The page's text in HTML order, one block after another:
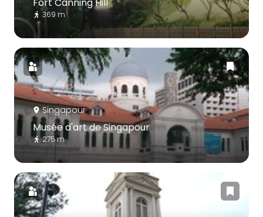
369 m
Singapour
Musée d'art de Singapour
275 m